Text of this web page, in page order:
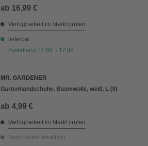
ab 16,99 €
Verfügbarkeit im Markt prüfen
lieferbar
Zustellung 14.08. - 17.08.
MR. GARDENER
Gartenhandschuhe, Baumwolle, weiß, L (9)
ab 4,99 €
Verfügbarkeit im Markt prüfen
Nicht online erhältlich